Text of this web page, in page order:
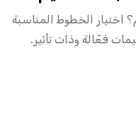
اختيار الخطوط المناسبة
فعّالة وذات تأثير.